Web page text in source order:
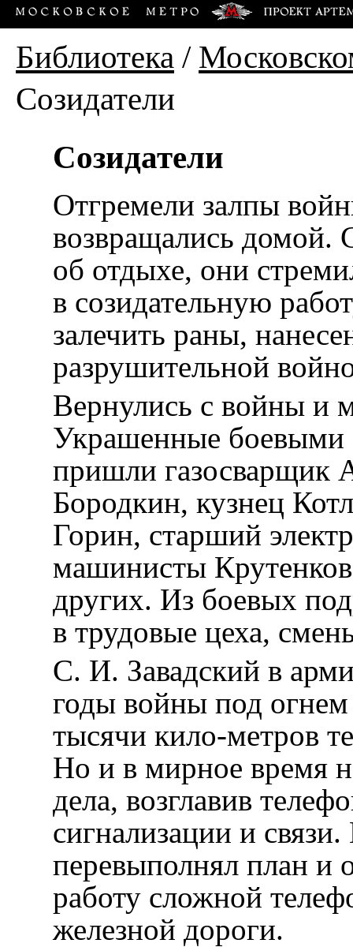
Библиотека /
Созидатели
Созидатели
Отгремели залпы
возвращались домой.
об отдыхе, они
в созидательную
залечить раны,
разрушительной
Вернулись с войны и
Украшенные боевыми
пришли газосварщик
Бородкин, кузнец
Горин, старший
машинисты
других. Из боевых
в трудовые цеха,
С. И. Завадский в
годы войны под
тысячи кило-метров
Но и в мирное время
дела, возглавив
сигнализации и
перевыполнял план и
работу сложной
железной дороги.